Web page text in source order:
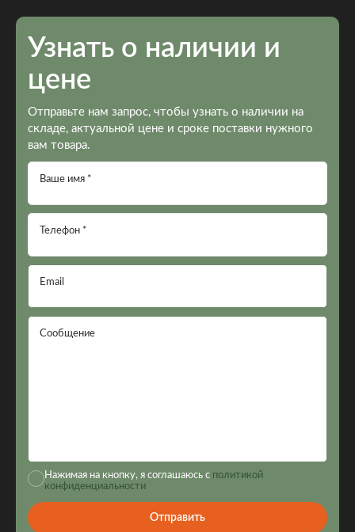
Узнать о наличии и
цене
Отправьте нам запрос, чтобы узнать о наличии на
складе, актуальной цене и сроке поставки нужного
вам товара.
Ваше имя *
Телефон *
Email
Сообщение
Нажимая на кнопку, я соглашаюсь с политикой
конфиденциальности
Отправить